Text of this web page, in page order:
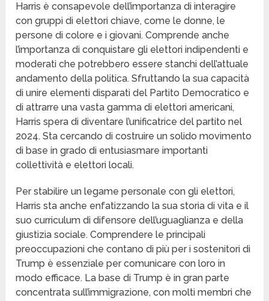
Harris è consapevole dell’importanza di interagire
con gruppi di elettori chiave, come le donne, le
persone di colore e i giovani. Comprende anche
l’importanza di conquistare gli elettori indipendenti e
moderati che potrebbero essere stanchi dell’attuale
andamento della politica. Sfruttando la sua capacità
di unire elementi disparati del Partito Democratico e
di attrarre una vasta gamma di elettori americani,
Harris spera di diventare l’unificatrice del partito nel
2024. Sta cercando di costruire un solido movimento
di base in grado di entusiasmare importanti
collettività e elettori locali.
Per stabilire un legame personale con gli elettori,
Harris sta anche enfatizzando la sua storia di vita e il
suo curriculum di difensore dell’uguaglianza e della
giustizia sociale. Comprendere le principali
preoccupazioni che contano di più per i sostenitori di
Trump è essenziale per comunicare con loro in
modo efficace. La base di Trump è in gran parte
concentrata sull’immigrazione, con molti membri che